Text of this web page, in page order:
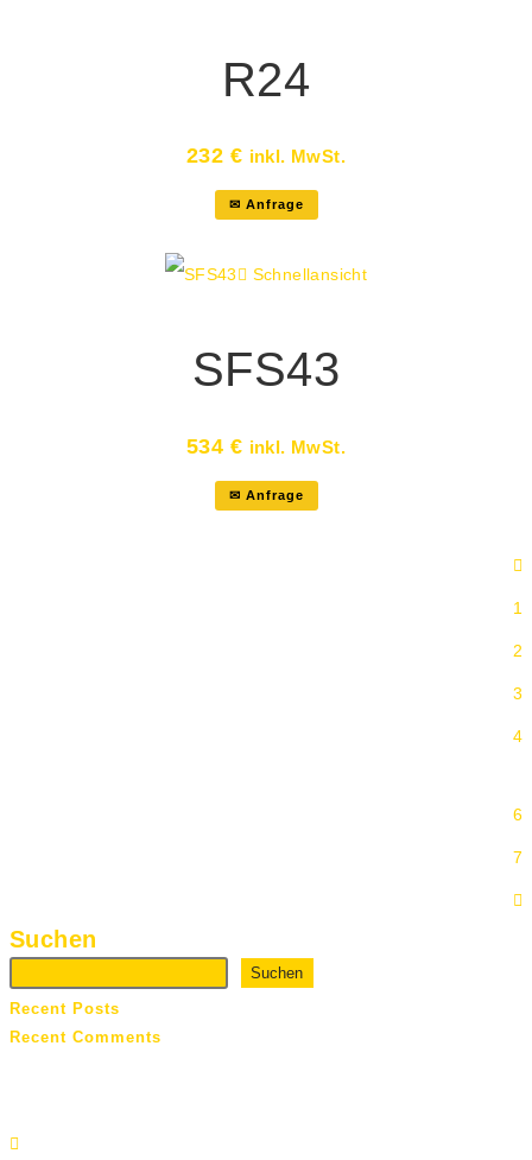
✉ Anfrage
R24
232 € inkl. MwSt.
✉ Anfrage
Schnellansicht
SFS43
534 € inkl. MwSt.
1
2
3
4
6
7
Suchen
Suchen
Recent Posts
Recent Comments